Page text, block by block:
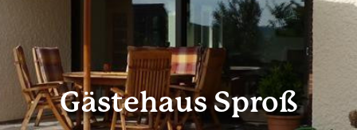
Gästehaus Sproß